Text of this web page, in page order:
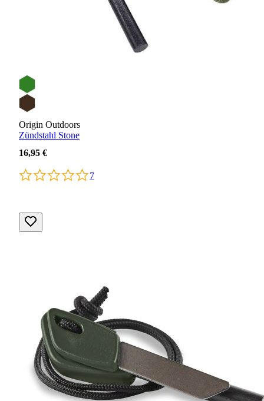
Origin Outdoors
Zündstahl Stone
16,95 €
7